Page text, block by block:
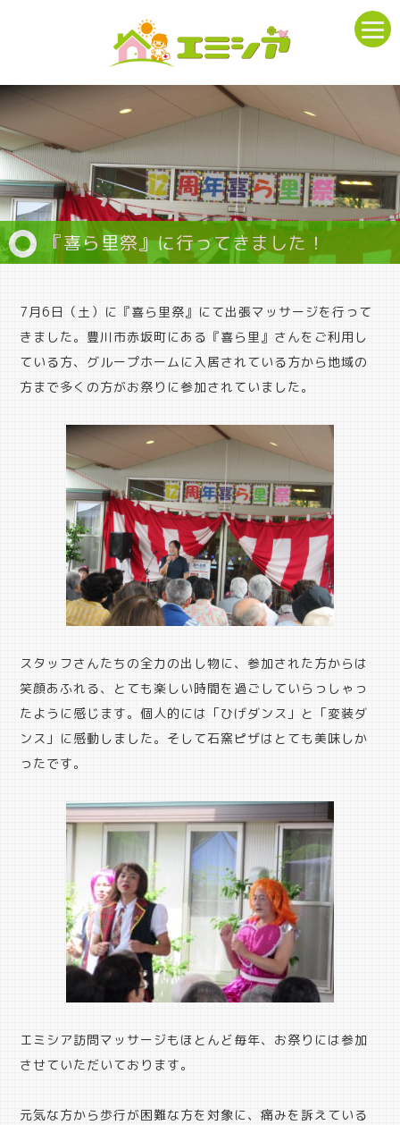
『喜ら里祭』に行ってきました！
7月6日（土）に『喜ら里祭』にて出張マッサージを行って
きました。豊川市赤坂町にある『喜ら里』さんをご利用し
ている方、グループホームに入居されている方から地域の
方まで多くの方がお祭りに参加されていました。
スタッフさんたちの全力の出し物に、参加された方からは
笑顔あふれる、とても楽しい時間を過ごしていらっしゃっ
たように感じます。個人的には「ひげダンス」と「変装ダ
ンス」に感動しました。そして石窯ピザはとても美味しか
ったです。
エミシア訪問マッサージもほとんど毎年、お祭りには参加
させていただいております。
元気な方から歩行が困難な方を対象に、痛みを訴えている